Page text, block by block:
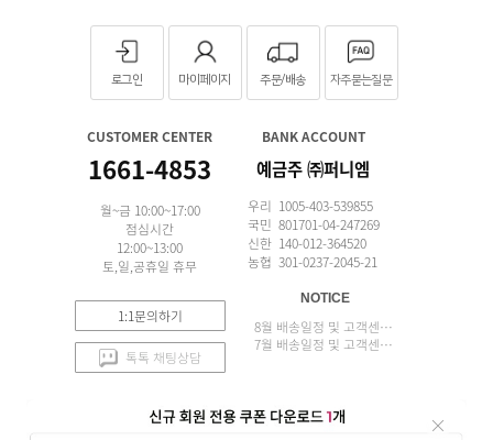
로그인 마이페이지 주문/배송 자주묻는질문
CUSTOMER CENTER
1661-4853
월~금 10:00~17:00
점심시간
12:00~13:00
토,일,공휴일 휴무
1:1문의하기
톡톡 채팅상담
BANK ACCOUNT
예금주 ㈜퍼니엠
우리 1005-403-539855
국민 801701-04-247269
신한 140-012-364520
농협 301-0237-2045-21
NOTICE
8월 배송일정 및 고객센터 업무 안내
7월 배송일정 및 고객센터 업무 안내
APP 설치